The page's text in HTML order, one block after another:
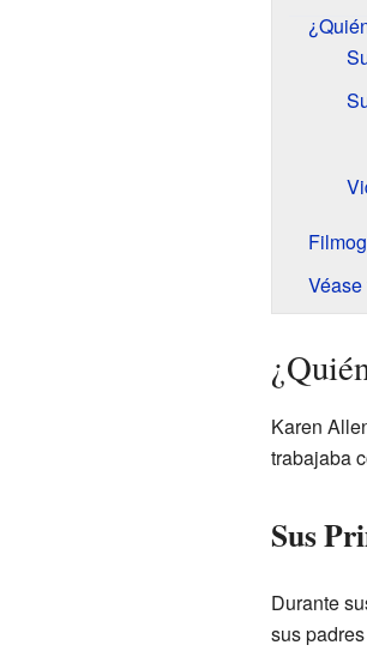
Karen
trabajaba
Sus
Durante
sus